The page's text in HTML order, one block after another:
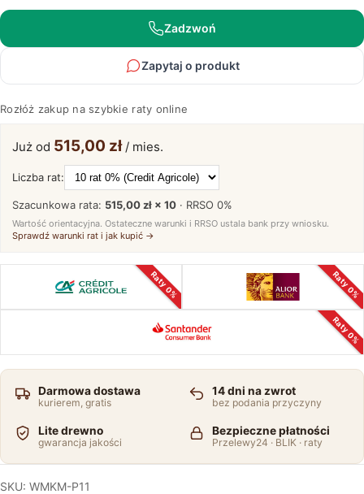
Dębowego
Isumi
Zadzwoń
Zapytaj o produkt
Rozłóż zakup na szybkie raty online
Już od 515,00 zł/ mies.
Liczba rat:
Szacunkowa rata: 515,00 zł × 10 · RRSO 0%
Wartość orientacyjna. Ostateczne warunki i RRSO ustala bank przy wniosku.
Sprawdź warunki rat i jak kupić →
Raty 0%
Raty 0%
Raty 0%
Darmowa dostawa
kurierem, gratis
14 dni na zwrot
bez podania przyczyny
Lite drewno
gwarancja jakości
Bezpieczne płatności
Przelewy24 · BLIK · raty
SKU: WMKM-P11